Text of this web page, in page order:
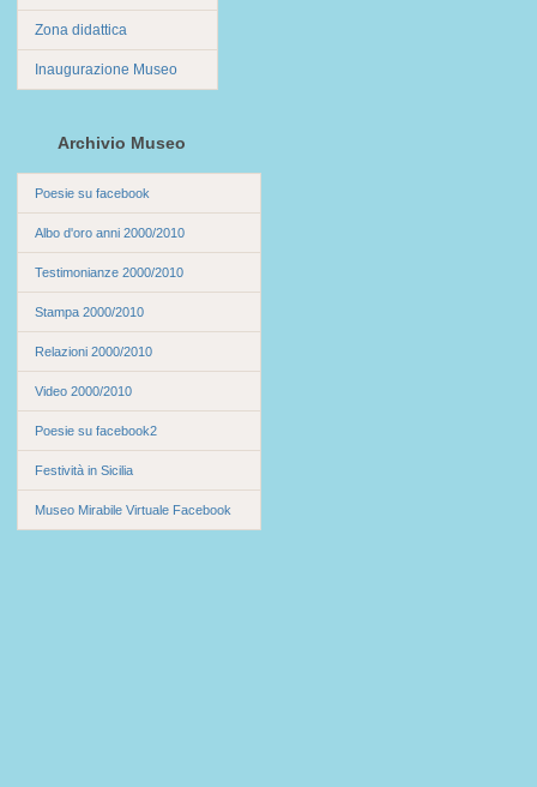
Zona didattica
Inaugurazione Museo
Archivio Museo
Poesie su facebook
Albo d'oro anni 2000/2010
Testimonianze 2000/2010
Stampa 2000/2010
Relazioni 2000/2010
Video 2000/2010
Poesie su facebook2
Festività in Sicilia
Museo Mirabile Virtuale Facebook